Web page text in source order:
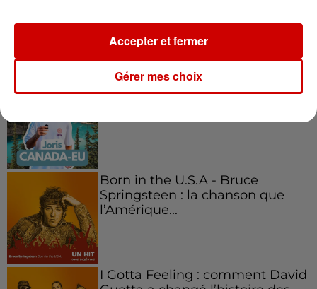
l'entrepreneuriat féminin
Born in the U.S.A - Bruce
Springsteen : la chanson que
l’Amérique...
I Gotta Feeling : comment David
Gérer mes choix
Accepter et fermer